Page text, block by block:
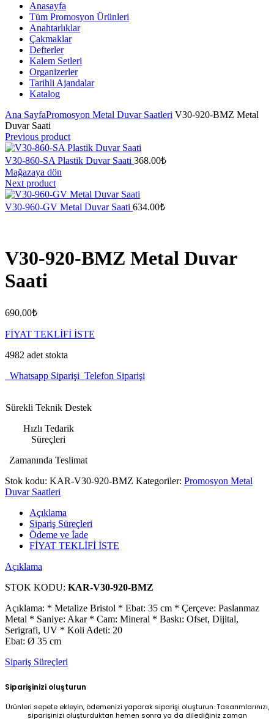
Promosyon Şapka
Promosyon Sekreter Bloknotlar
Promosyon Seramik ve Porselen Ürünler
Promosyon Speakerlar
Promosyon Tarihli Ajandalar
Promosyon Teknoloji Ürünleri
Promosyon Telefon Standları
Promosyon Termoslar
Promosyon Tişörtler
Anasayfa
Tüm Promosyon Ürünleri
Anahtarlıklar
Çakmaklar
Defterler
Kalem Setleri
Organizerler
Tarihli Ajandalar
Katalog
Ana SayfaPromosyon Metal Duvar Saatleri V30-920-BMZ Metal
Duvar Saati
Previous product
V30-860-SA Plastik Duvar Saati 368.00₺
Mağazaya dön
Next product
V30-960-GV Metal Duvar Saati 634.00₺
V30-920-BMZ Metal Duvar
Saati
690.00₺
FİYAT TEKLİFİ İSTE
4982 adet stokta
Whatsapp Siparişi Telefon Siparişi
Sürekli Teknik Destek
Hızlı Tedarik
Süreçleri
Zamanında Teslimat
Stok kodu: KAR-V30-920-BMZ Kategoriler: Promosyon Metal
Duvar Saatleri
Açıklama
Sipariş Süreçleri
Ödeme ve İade
FİYAT TEKLİFİ İSTE
Açıklama
STOK KODU: KAR-V30-920-BMZ
Açıklama: * Metalize Bristol * Ebat: 35 cm * Çerçeve: Paslanmaz
Metal * Saniye: Akar * Cam: Mineral * Baskı: Ofset, Dijital,
Serigrafi, UV * Koli Adeti: 20
Ebat: Ø 35 cm
Sipariş Süreçleri
Siparişinizi oluşturun
Ürünleri sepete ekleyin, ödemenizi yaparak siparişi oluşturun. Tasarımlarınızı,
siparişinizi oluşturduktan hemen sonra ya da dilediğiniz zaman